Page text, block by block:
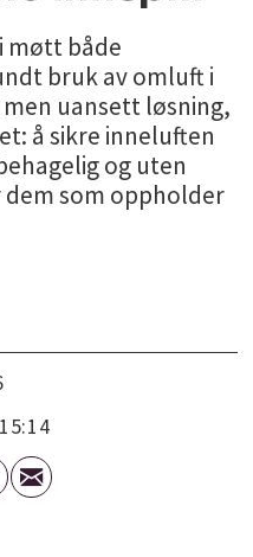
møtt både
bruk av omluft i
uansett løsning,
å sikre inneluften
og uten
som oppholder